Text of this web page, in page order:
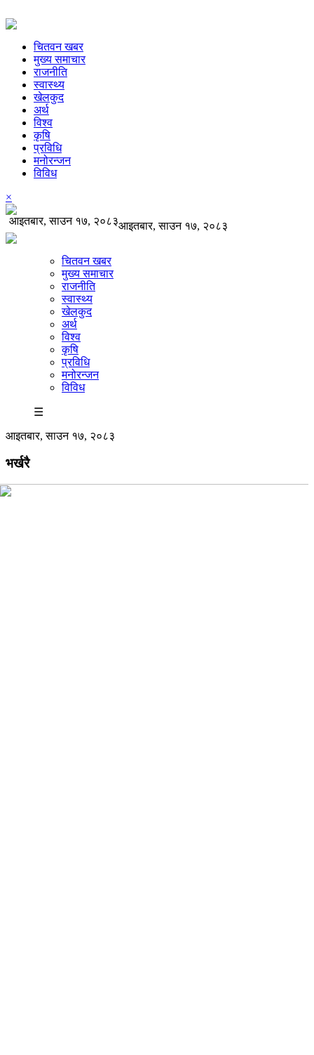
चितवन खबर
मुख्य समाचार
राजनीति
स्वास्थ्य
खेलकुद
अर्थ
विश्व
कृषि
प्रविधि
मनोरन्जन
विविध
×
आइतबार, साउन १७, २०८३आइतबार, साउन १७, २०८३
चितवन खबर
मुख्य समाचार
राजनीति
स्वास्थ्य
खेलकुद
अर्थ
विश्व
कृषि
प्रविधि
मनोरन्जन
विविध
☰
आइतबार, साउन १७, २०८३
भर्खरै